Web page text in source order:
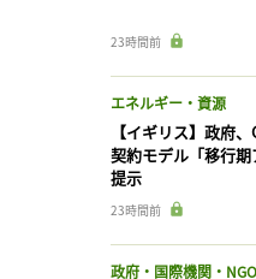
23時間前
エネルギー・資源
【イギリス】政府
契約モデル「移行
提示
23時間前
政府・国際機関・NGO